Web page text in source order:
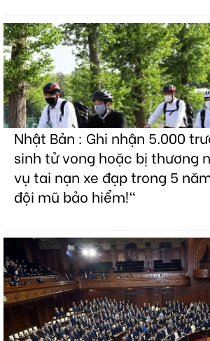
Nhật Bản : Ghi nhận 5.000
sinh tử vong hoặc bị thương
vụ tai nạn xe đạp trong 5
đội mũ bảo hiểm!"